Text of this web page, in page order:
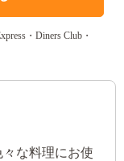
・Diners Club・
な料理にお使